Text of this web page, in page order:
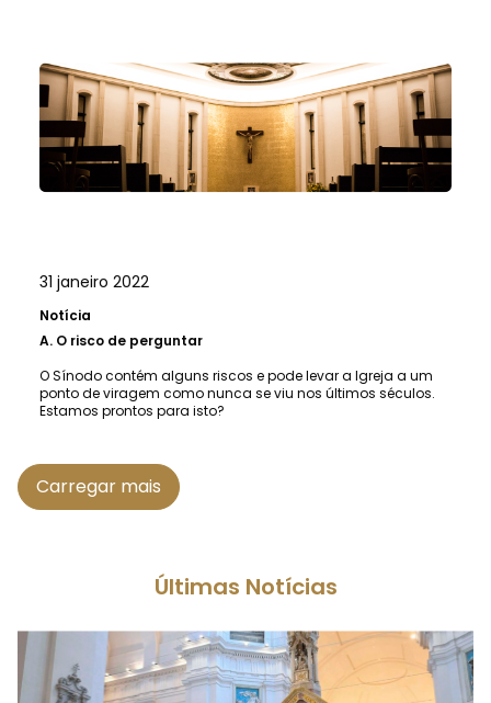
31 janeiro 2022
Notícia
A. O risco de perguntar
O Sínodo contém alguns riscos e pode levar a Igreja a um
ponto de viragem como nunca se viu nos últimos séculos.
Estamos prontos para isto?
Carregar mais
Últimas Notícias